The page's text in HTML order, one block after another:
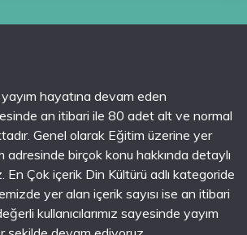
yayım hayatına devam eden
an itibari ile 80 adet alt ve normal
Genel olarak Eğitim üzerine yer
adresinde birçok konu hakkında detaylı
En Çok içerik Din Kültürü adlı kategoride
yer alan içerik sayısı ise an itibari
kullanıcılarımız sayesinde yayım